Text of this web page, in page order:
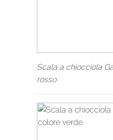
Scala a chiocciola
rosso